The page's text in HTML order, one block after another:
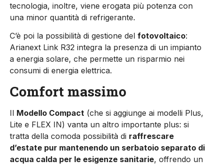
tecnologia, inoltre, viene erogata più potenza con
una minor quantità di refrigerante.
C’è poi la possibilità di gestione del fotovoltaico:
Arianext Link R32 integra la presenza di un impianto
a energia solare, che permette un risparmio nei
consumi di energia elettrica.
Comfort massimo
Il Modello Compact (che si aggiunge ai modelli Plus,
Lite e FLEX IN) vanta un altro importante plus: si
tratta della comoda possibilità di raffrescare
d’estate pur mantenendo un serbatoio separato di
acqua calda per le esigenze sanitarie, offrendo un